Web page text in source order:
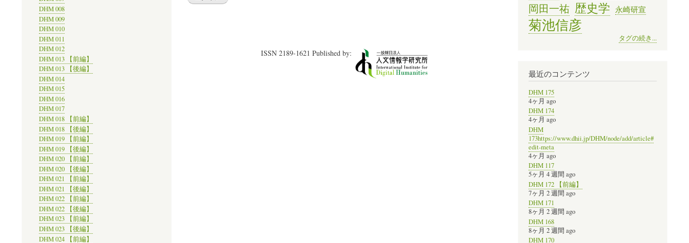
ISSN 2189-1621 Published by:
DHM 008
DHM 009
DHM 010
DHM 011
DHM 012
DHM 013 【前編】
DHM 013 【後編】
DHM 014
DHM 015
DHM 016
DHM 017
DHM 018 【前編】
DHM 018 【後編】
DHM 019 【前編】
DHM 019 【後編】
DHM 020 【前編】
DHM 020 【後編】
DHM 021 【前編】
DHM 021 【後編】
DHM 022 【前編】
DHM 022 【後編】
DHM 023 【前編】
DHM 023 【後編】
DHM 024 【前編】
岡田一祐 歴史学 永崎研宣
菊池信彦
タグの続き...
最近のコンテンツ
DHM 175
4ヶ月 ago
DHM 174
4ヶ月 ago
DHM
173https://www.dhii.jp/DHM/node/add/article#
edit-meta
4ヶ月 ago
DHM 117
5ヶ月 4 週間 ago
DHM 172 【前編】
7ヶ月 2 週間 ago
DHM 171
8ヶ月 2 週間 ago
DHM 168
8ヶ月 2 週間 ago
DHM 170